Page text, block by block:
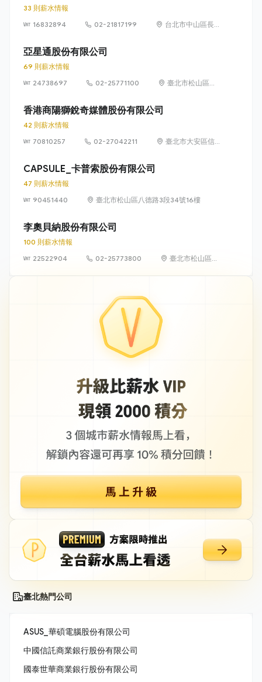
33 則薪水情報
16832894
02-21817199
台北市中山區長
亞星通股份有限公司
69 則薪水情報
24738697
02-25771100
臺北市松山區八
香港商陽獅銳奇媒體股份有限公司
42 則薪水情報
70810257
02-27042211
臺北市大安區信
CAPSULE_卡普索股份有限公司
47 則薪水情報
90451440
臺北市松山區八德路3段34號16樓
李奧貝納股份有限公司
100 則薪水情報
22522904
02-25773800
臺北市松山區南
臺北熱門公司
ASUS_華碩電腦股份有限公司
中國信託商業銀行股份有限公司
國泰世華商業銀行股份有限公司